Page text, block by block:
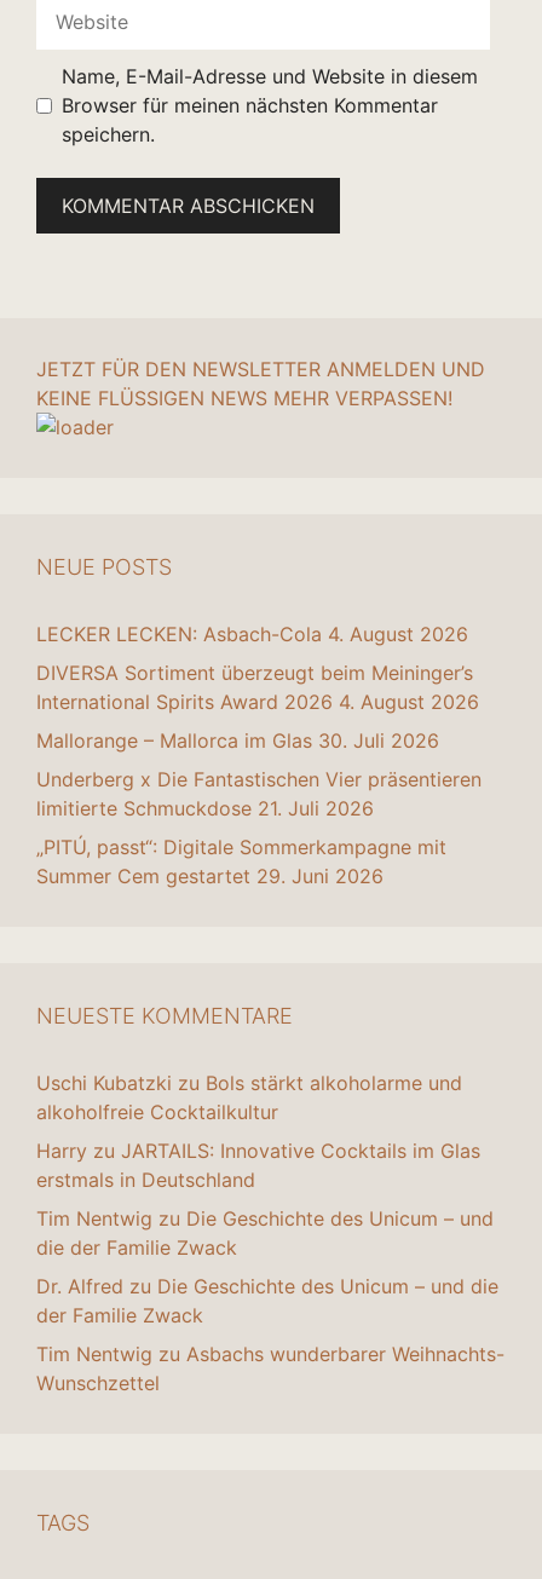
Name, E-Mail-Adresse und Website in diesem
Browser für meinen nächsten Kommentar
speichern.
JETZT FÜR DEN NEWSLETTER ANMELDEN UND
KEINE FLÜSSIGEN NEWS MEHR VERPASSEN!
NEUE POSTS
LECKER LECKEN: Asbach-Cola 4. August 2026
DIVERSA Sortiment überzeugt beim Meininger’s
International Spirits Award 2026 4. August 2026
Mallorange – Mallorca im Glas 30. Juli 2026
Underberg x Die Fantastischen Vier präsentieren
limitierte Schmuckdose 21. Juli 2026
„PITÚ, passt“: Digitale Sommerkampagne mit
Summer Cem gestartet 29. Juni 2026
NEUESTE KOMMENTARE
Uschi Kubatzki zu Bols stärkt alkoholarme und
alkoholfreie Cocktailkultur
Harry zu JARTAILS: Innovative Cocktails im Glas
erstmals in Deutschland
Tim Nentwig zu Die Geschichte des Unicum – und
die der Familie Zwack
Dr. Alfred zu Die Geschichte des Unicum – und die
der Familie Zwack
Tim Nentwig zu Asbachs wunderbarer Weihnachts-
Wunschzettel
TAGS